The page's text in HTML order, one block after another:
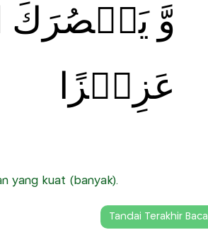
وَّ يَنۡصُرَكَ
عَزِيۡزًا
yang kuat (banyak).
Tandai Terakhir Baca